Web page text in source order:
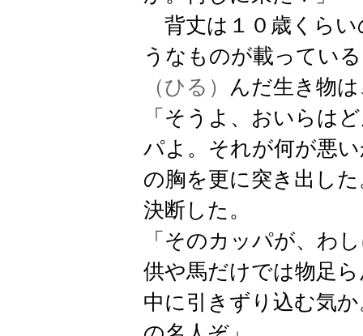
背丈は１０歳くらい
うなものが載ってい
（ひる） んだ生き物
「そうよ、おいらは
パよ。それが何が悪
の胸を更に突き出し
決断した。
「そのカッパが、わ
供や馬だけでは物足
中に引きずり込む気